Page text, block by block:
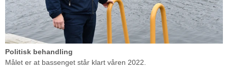
Politisk behandling
Målet er at bassenget står klart våren 2022.